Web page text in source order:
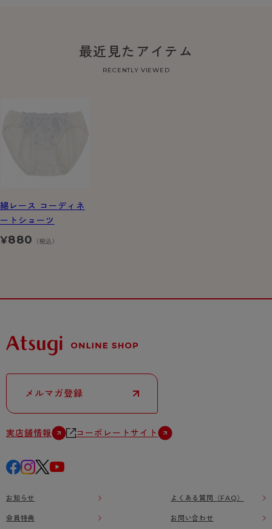
最近見たアイテム
RECENTLY VIEWED
綿レース コーディネ
ートショーツ
¥880 （税込）
メルマガ登録
実店舗情報 コーポレートサイト
お知らせ
会員特典
よくある質問（FAQ）
お問い合わせ